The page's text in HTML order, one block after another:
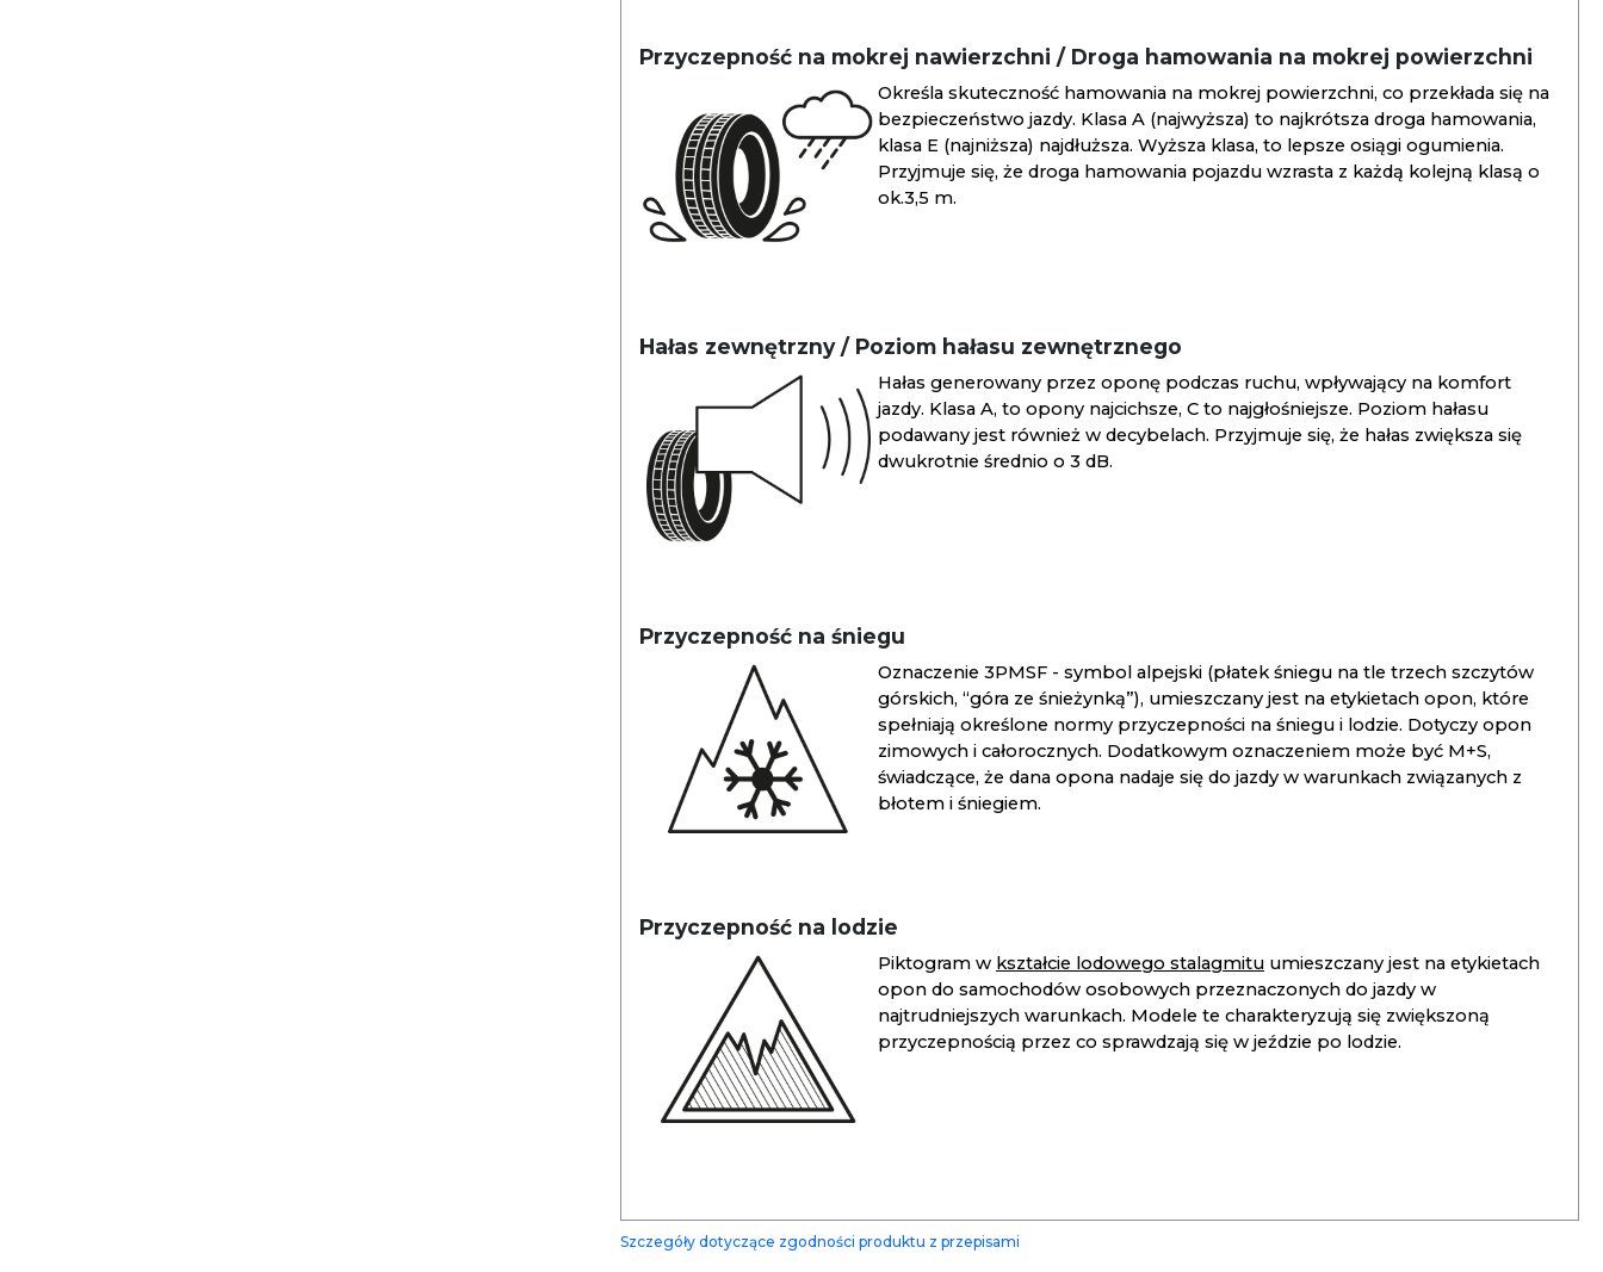
Przyczepność na mokrej nawierzchni / Droga hamowania na mokrej powierzchni
Określa skuteczność hamowania na mokrej powierzchni, co przekłada się na
bezpieczeństwo jazdy. Klasa A (najwyższa) to najkrótsza droga hamowania,
klasa E (najniższa) najdłuższa. Wyższa klasa, to lepsze osiągi ogumienia.
Przyjmuje się, że droga hamowania pojazdu wzrasta z każdą kolejną klasą o
ok.3,5 m.
Hałas zewnętrzny / Poziom hałasu zewnętrznego
Hałas generowany przez oponę podczas ruchu, wpływający na komfort
jazdy. Klasa A, to opony najcichsze, C to najgłośniejsze. Poziom hałasu
podawany jest również w decybelach. Przyjmuje się, że hałas zwiększa się
dwukrotnie średnio o 3 dB.
Przyczepność na śniegu
Oznaczenie 3PMSF - symbol alpejski (płatek śniegu na tle trzech szczytów
górskich, “góra ze śnieżynką”), umieszczany jest na etykietach opon, które
spełniają określone normy przyczepności na śniegu i lodzie. Dotyczy opon
zimowych i całorocznych. Dodatkowym oznaczeniem może być M+S,
świadczące, że dana opona nadaje się do jazdy w warunkach związanych z
błotem i śniegiem.
Przyczepność na lodzie
Piktogram w kształcie lodowego stalagmitu umieszczany jest na etykietach
opon do samochodów osobowych przeznaczonych do jazdy w
najtrudniejszych warunkach. Modele te charakteryzują się zwiększoną
przyczepnością przez co sprawdzają się w jeździe po lodzie.
Szczegóły dotyczące zgodności produktu z przepisami